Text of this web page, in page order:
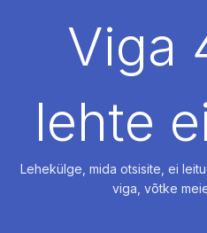
PALKAMAViga
lehte
Lehekülge, mida otsisite, ei
viga, võtke